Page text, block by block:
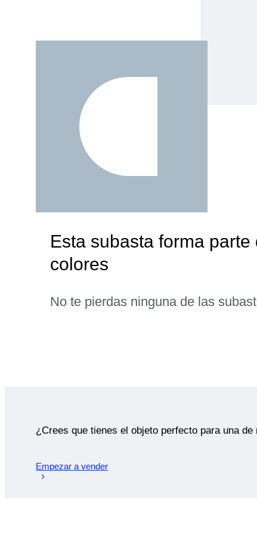
Esta subasta forma
colores
No te pierdas ninguna de las
¿Crees que tienes el objeto perfecto para una
Empezar a vender